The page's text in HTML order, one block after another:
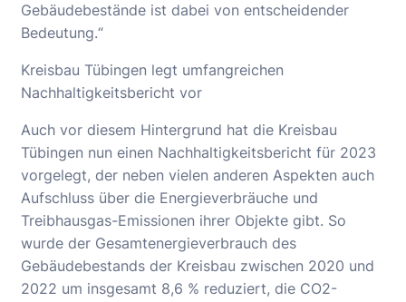
Gebäudebestände ist dabei von entscheidender
Bedeutung.“
Kreisbau Tübingen legt umfangreichen
Nachhaltigkeitsbericht vor
Auch vor diesem Hintergrund hat die Kreisbau
Tübingen nun einen Nachhaltigkeitsbericht für 2023
vorgelegt, der neben vielen anderen Aspekten auch
Aufschluss über die Energieverbräuche und
Treibhausgas-Emissionen ihrer Objekte gibt. So
wurde der Gesamtenergieverbrauch des
Gebäudebestands der Kreisbau zwischen 2020 und
2022 um insgesamt 8,6 % reduziert, die CO2-